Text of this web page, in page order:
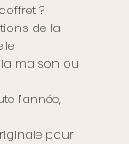
?
de la
maison ou
l’année,
pour